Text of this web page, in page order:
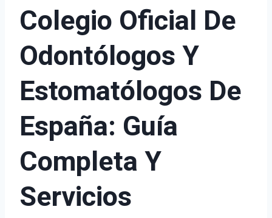
Colegio Oficial De
Odontólogos Y
Estomatólogos De
España: Guía
Completa Y
Servicios